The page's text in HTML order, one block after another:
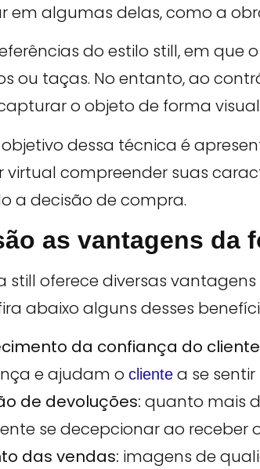
em algumas delas, como a
do estilo still, em
ou taças. No entanto, ao
o objeto de forma
dessa técnica é
compreender suas
a decisão de compra.
as vantagens da
still oferece diversas
abaixo alguns desses
da confiança do
e ajudam o cliente a se
de devoluções: quanto mais
se decepcionar ao receber
das vendas: imagens de